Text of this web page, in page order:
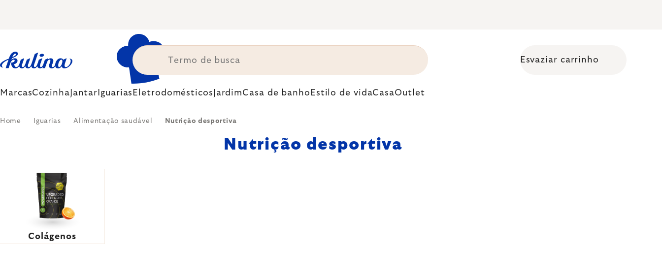
Esvaziar carrinho
MarcasCozinha Jantar Iguarias Eletrodomésticos JardimCasa de banho Estilo de vidaCasaOutlet
Home Iguarias Alimentação saudável Nutrição desportiva
Nutrição desportiva
Colágenos